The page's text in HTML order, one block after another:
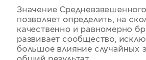
Значение
позволяет определить, на
качественно и равномерно
развивает сообщество,
большое влияние случайных